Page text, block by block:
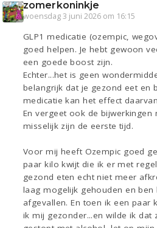
zomerkoninkje
woensdag 3 juni 2026 om 16:15
GLP1 medicatie (ozempic,
goed helpen. Je hebt gewoon
een goede boost zijn.
Echter...het is geen
belangrijk dat je gezond eet en
medicatie kan het effect
En vergeet ook de bijwerkingen
misselijk zijn de eerste tijd.
Voor mij heeft Ozempic goed
paar kilo kwijt die ik er met
gezond eten echt niet meer
laag mogelijk gehouden en ben
afgevallen. En toen ik een paar
ik mij gezonder...en wilde ik dat